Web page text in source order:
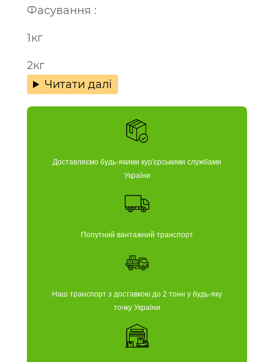
Фасування :
1кг
2кг
Читати далі
Доставляємо будь-якими кур'єрськими службами
України
Попутний вантажний транспорт
Наш транспорт з доставкою до 2 тонн у будь-яку
точку України